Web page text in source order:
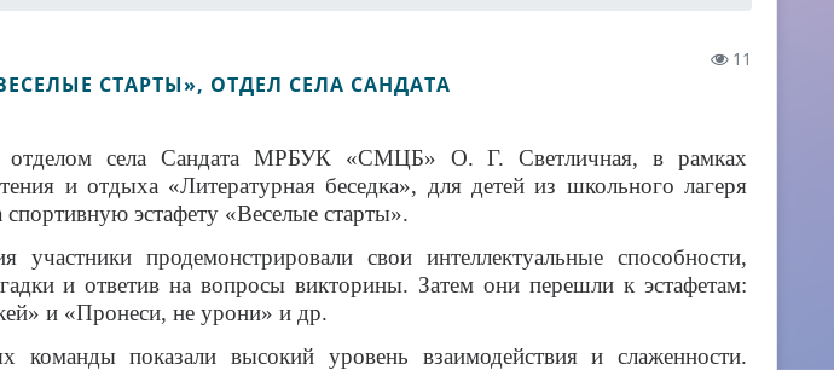
11
СТАРТЫ», ОТДЕЛ СЕЛА САНДАТА
села Сандата МРБУК «СМЦБ» О. Г. Светличная, в рамках
и отдыха «Литературная беседка», для детей из школьного лагеря
эстафету «Веселые старты».
участники продемонстрировали свои интеллектуальные способности,
и ответив на вопросы викторины. Затем они перешли к эстафетам:
и «Пронеси, не урони» и др.
команды показали высокий уровень взаимодействия и слаженности.